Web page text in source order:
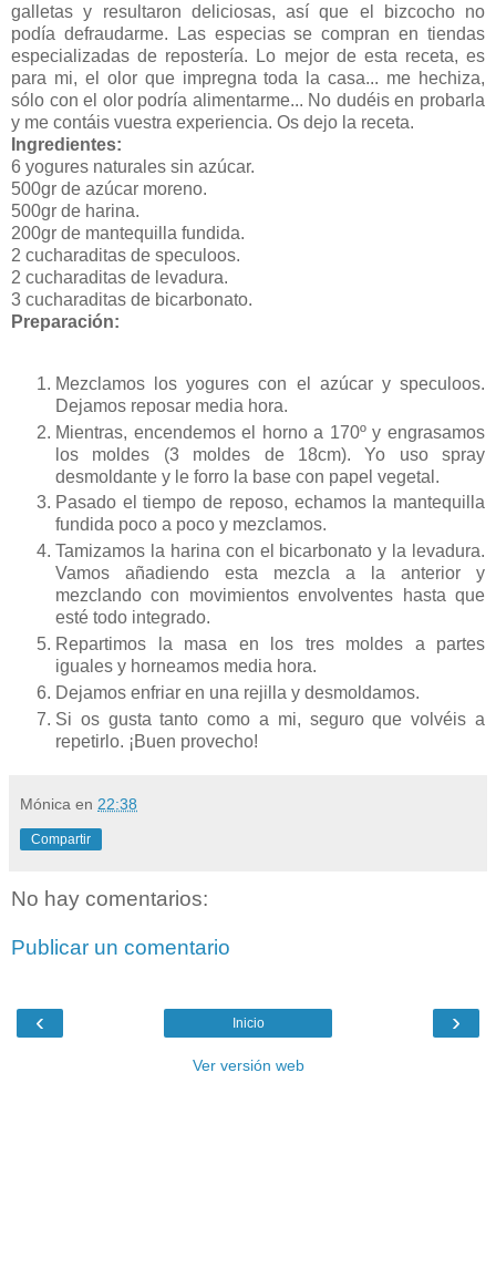
galletas y resultaron deliciosas, así que el bizcocho no
podía defraudarme. Las especias se compran en tiendas
especializadas de repostería. Lo mejor de esta receta, es
para mi, el olor que impregna toda la casa... me hechiza,
sólo con el olor podría alimentarme... No dudéis en probarla
y me contáis vuestra experiencia. Os dejo la receta.
Ingredientes:
6 yogures naturales sin azúcar.
500gr de azúcar moreno.
500gr de harina.
200gr de mantequilla fundida.
2 cucharaditas de speculoos.
2 cucharaditas de levadura.
3 cucharaditas de bicarbonato.
Preparación:
Mezclamos los yogures con el azúcar y speculoos.
Dejamos reposar media hora.
Mientras, encendemos el horno a 170º y engrasamos
los moldes (3 moldes de 18cm). Yo uso spray
desmoldante y le forro la base con papel vegetal.
Pasado el tiempo de reposo, echamos la mantequilla
fundida poco a poco y mezclamos.
Tamizamos la harina con el bicarbonato y la levadura.
Vamos añadiendo esta mezcla a la anterior y
mezclando con movimientos envolventes hasta que
esté todo integrado.
Repartimos la masa en los tres moldes a partes
iguales y horneamos media hora.
Dejamos enfriar en una rejilla y desmoldamos.
Si os gusta tanto como a mi, seguro que volvéis a
repetirlo. ¡Buen provecho!
Mónica en 22:38
Compartir
No hay comentarios:
Publicar un comentario
‹ ›
Inicio
Ver versión web